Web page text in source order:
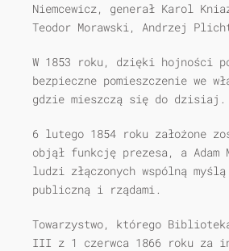
Niemcewicz, generał Karol
Teodor Morawski, Andrzej
W 1853 roku, dzięki hojności
bezpieczne pomieszczenie we
gdzie mieszczą się do dzisiaj.
6 lutego 1854 roku założone
objął funkcję prezesa, a
ludzi złączonych wspólną
publiczną i rządami.
Towarzystwo, którego
III z 1 czerwca 1866 roku za